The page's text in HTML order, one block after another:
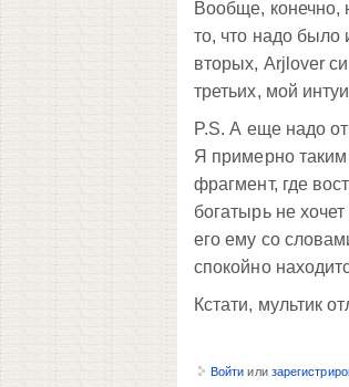
Вообще, конечно,
то, что надо было
вторых, Arjlover
третьих, мой
P.S. А еще надо
Я примерно
фрагмент, где
богатырь не
его ему со
спокойно
Кстати, мультик
Войти или